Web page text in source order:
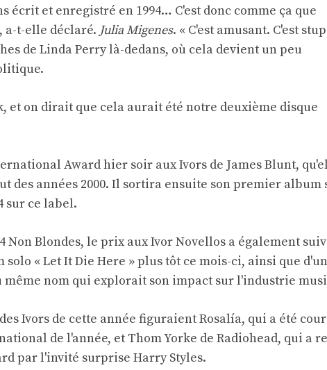
écrit et enregistré en 1994… C'est donc comme ça que
a-t-elle déclaré. Julia Migenes. « C'est amusant. C'est
de Linda Perry là-dedans, où cela devient un peu
et on dirait que cela aurait été notre deuxième disque
Award hier soir aux Ivors de James Blunt,
des années 2000. Il sortira ensuite son premier album
sur ce label.
Non Blondes, le prix aux Ivor Novellos a également
« Let It Die Here » plus tôt ce mois-ci, ainsi que
nom qui explorait son impact sur l'industrie
Ivors de cette année figuraient Rosalía, qui a été
de l'année, et Thom Yorke de Radiohead, qui a
par l'invité surprise Harry Styles.